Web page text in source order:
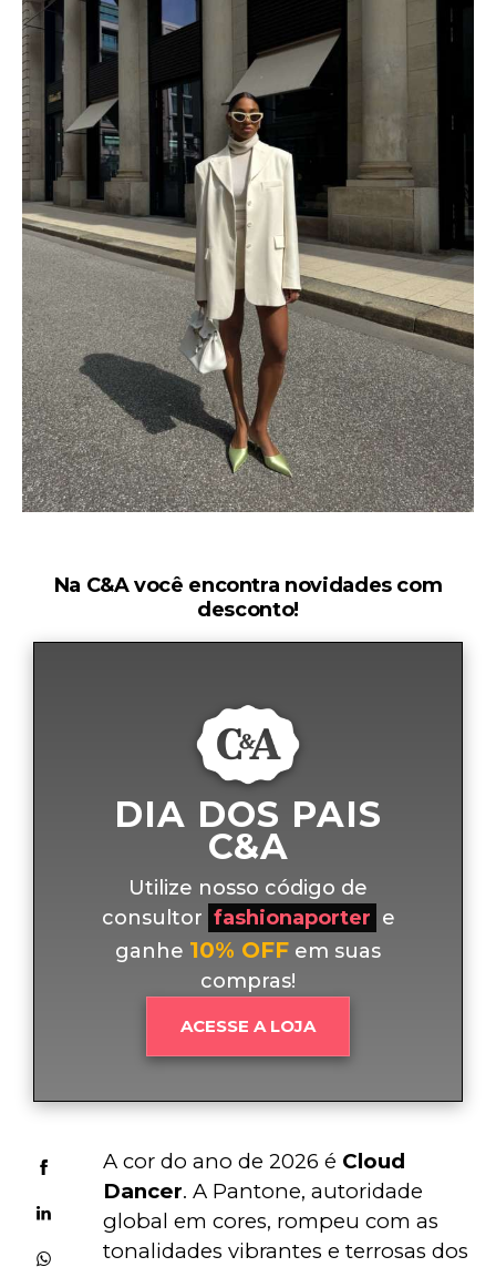
Na C&A você encontra novidades com
desconto!
DIA DOS PAIS
C&A
Utilize nosso código de
consultor fashionaporter e
ganhe 10% OFF em suas
compras!
ACESSE A LOJA
A cor do ano de 2026 é Cloud
Dancer. A Pantone, autoridade
global em cores, rompeu com as
tonalidades vibrantes e terrosas dos